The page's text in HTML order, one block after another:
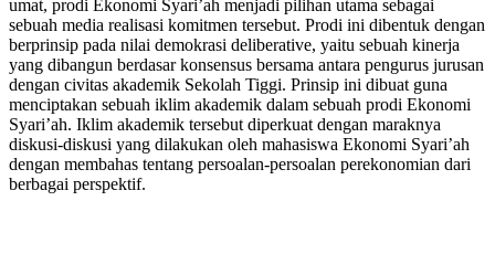
umat, prodi Ekonomi Syari’ah menjadi pilihan utama sebagai
sebuah media realisasi komitmen tersebut. Prodi ini dibentuk dengan
berprinsip pada nilai demokrasi deliberative, yaitu sebuah kinerja
yang dibangun berdasar konsensus bersama antara pengurus jurusan
dengan civitas akademik Sekolah Tiggi. Prinsip ini dibuat guna
menciptakan sebuah iklim akademik dalam sebuah prodi Ekonomi
Syari’ah. Iklim akademik tersebut diperkuat dengan maraknya
diskusi-diskusi yang dilakukan oleh mahasiswa Ekonomi Syari’ah
dengan membahas tentang persoalan-persoalan perekonomian dari
berbagai perspektif.